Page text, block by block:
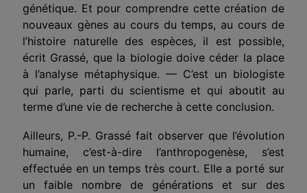
génétique. Et pour comprendre cette création de
nouveaux gènes au cours du temps, au cours de
l’histoire naturelle des espèces, il est possible,
écrit Grassé, que la biologie doive céder la place
à l’analyse métaphysique. — C’est un biologiste
qui parle, parti du scientisme et qui aboutit au
terme d’une vie de recherche à cette conclusion.
Ailleurs, P.-P. Grassé fait observer que l’évolution
humaine, c’est-à-dire l’anthropogenèse, s’est
effectuée en un temps très court. Elle a porté sur
un faible nombre de générations et sur des